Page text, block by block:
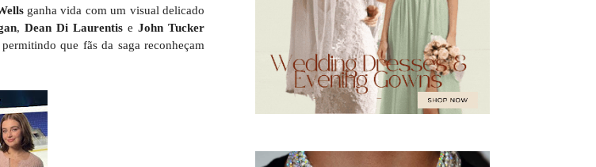
ganha vida com um visual delicado
, Dean Di Laurentise John Tucker
que fãs da saga reconheçam